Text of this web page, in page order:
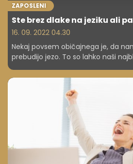
ZAPOSLENI
Ste brez dlake na jeziku ali
16. 09. 2022 04.30
Nekaj povsem običajnega je, da
prebudijo jezo. To so lahko naši
znamo jezi prisluhniti, saj nosi
so nam lahko v pomoč. Če se
potem veste, kaj vas najbolj
jezo pri sebi regulirate. Ste nagle
tolerantni? Ste umirjeni in vas le
nenazadnje – na kakšen način